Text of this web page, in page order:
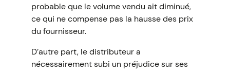
probable que le volume vendu ait diminué,
ce qui ne compense pas la hausse des prix
du fournisseur.
D’autre part, le distributeur a
nécessairement subi un préjudice sur ses